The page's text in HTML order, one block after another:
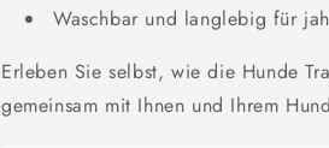
Waschbar und langlebig für
Erleben Sie selbst, wie die Hunde
gemeinsam mit Ihnen und Ihrem